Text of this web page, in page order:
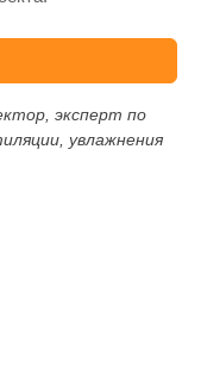
эксперт по
увлажнения